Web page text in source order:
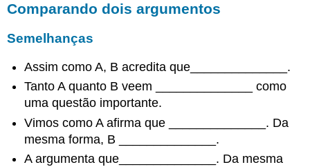
Comparando dois argumentos
Semelhanças
Assim como A, B acredita que______________.
Tanto A quanto B veem ______________ como
uma questão importante.
Vimos como A afirma que ______________. Da
mesma forma, B ______________.
A argumenta que______________. Da mesma